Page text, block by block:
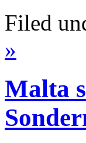
Filed
»
Malta